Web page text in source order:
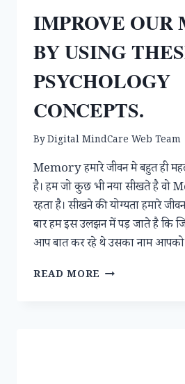
IMPROVE OUR
BY USING
PSYCHOLOGY
CONCEPTS.
ByDigital MindCare Web Team
Memory हमारे जीवन मे बहुत ही
है। हम जो कुछ भी नया सीखते है वो
रहता है। सीखने की योग्यता हमारे
बार हम इस उलझन में पड़ जाते है कि
आप बात कर रहे थे उसका नाम
READ MORE IMPROVE